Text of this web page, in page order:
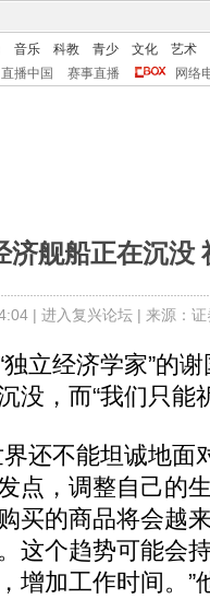
音乐 科教 青少 文化
艺术
直播中国 赛事直播 网络
济舰船正在沉没
| 进入复兴论坛| 来源：
经济学家”的谢
没，而“我们只能
还不能坦诚地面
点，调整自己的
买的商品将会越
这个趋势可能会
增加工作时间。”